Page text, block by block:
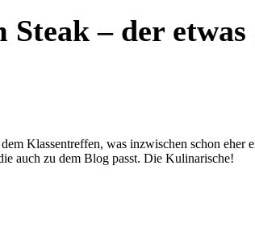
– der
Klassentreffen, was inzwischen schon eher
auch zu dem Blog passt. Die Kulinarische!